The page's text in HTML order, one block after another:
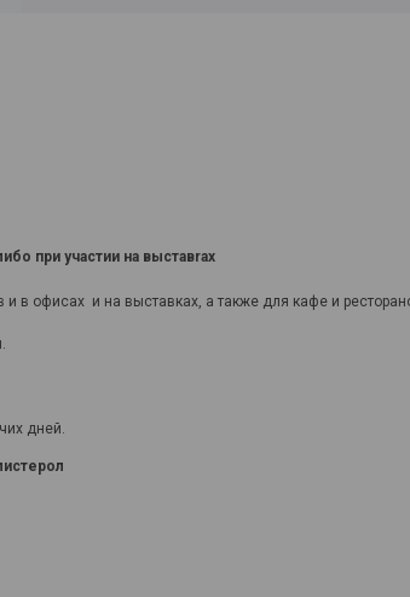
при участии на выставrах
в офисах и на выставках, а также для кафе и
дней.